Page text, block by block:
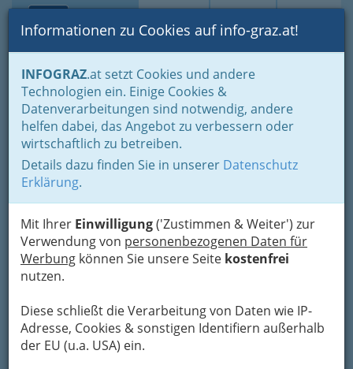
Suche Login Toggle
Informationen zu Cookies auf info-graz.at!
INFOGRAZ.at setzt Cookies und andere
Technologien ein. Einige Cookies &
Datenverarbeitungen sind notwendig, andere
helfen dabei, das Angebot zu verbessern oder
wirtschaftlich zu betreiben.
Details dazu finden Sie in unserer Datenschutz
Erklärung.
Mit Ihrer Einwilligung('Zustimmen & Weiter') zur
Verwendung von personenbezogenen Daten für
Werbung können Sie unsere Seite kostenfrei
nutzen.
Diese schließt die Verarbeitung von Daten wie IP-
Adresse, Cookies & sonstigen Identifiern außerhalb
der EU (u.a. USA) ein.
Home Lebens-Guide Tierfreunde Tierschutz
Tierschutzverein for Animals
Franz-Steiner-Gasse 24, 8020 Graz
+43 316 573 779
+43 316 573 779
Karte
Kontaktaufnahme